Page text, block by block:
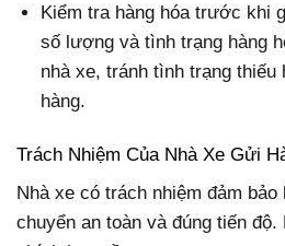
Kiểm tra hàng hóa trước khi
số lượng và tình trạng hàng
nhà xe, tránh tình trạng thiếu
hàng.
Trách Nhiệm Của Nhà Xe Gửi
Nhà xe có trách nhiệm đảm
chuyển an toàn và đúng tiến